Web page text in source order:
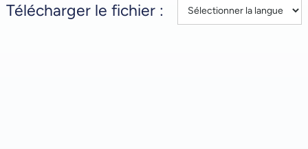
Télécharger le fichier :